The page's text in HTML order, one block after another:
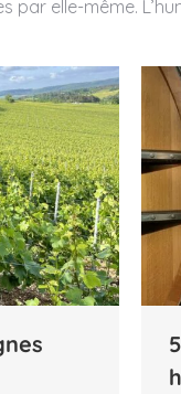
par elle-même.